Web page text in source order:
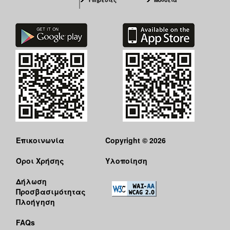
Επικοινωνία
Όροι Χρήσης
Δήλωση
Προσβασιμότητας
Πλοήγηση
FAQs
Copyright © 2026
Υλοποίηση